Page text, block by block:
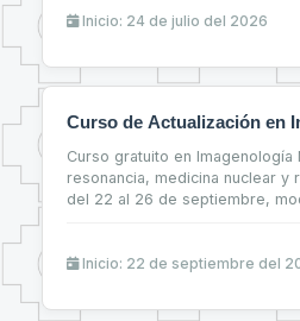
Inicio: 24 de julio del 2026
Curso de Actualización en
Curso gratuito en
resonancia, medicina nuclear y
del 22 al 26 de septiembre,
Inicio: 22 de septiembre del